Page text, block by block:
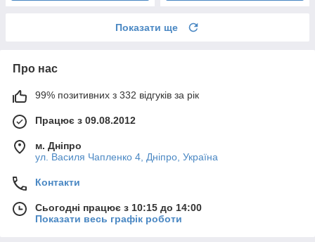
Показати ще
Про нас
99% позитивних з 332 відгуків за рік
Працює з 09.08.2012
м. Дніпро
ул. Василя Чапленко 4, Дніпро, Україна
Контакти
Сьогодні працює з 10:15 до 14:00
Показати весь графік роботи